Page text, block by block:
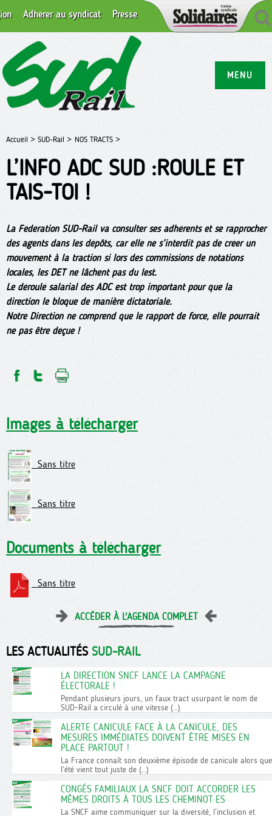
MENU
Adhérer au syndicat Presse
Accueil > SUD-Rail > NOS TRACTS >
L’INFO ADC SUD :ROULE ET
TAIS-TOI !
La Fédération SUD-Rail va consulter ses adhérents et se rapprocher
des agents dans les dépôts, car elle ne s’interdit pas de créer un
mouvement à la traction si lors des commissions de notations
locales, les DET ne lâchent pas du lest.
Le déroulé salarial des ADC est trop important pour que la
direction le bloque de manière dictatoriale.
Notre Direction ne comprend que le rapport de force, elle pourrait
ne pas être déçue !
Images à télécharger
Sans titre
Sans titre
Documents à télécharger
Sans titre
ACCÉDER À L'AGENDA COMPLET
LES ACTUALITÉS SUD-RAIL
LA DIRECTION SNCF LANCE LA CAMPAGNE
ÉLECTORALE !
Pendant plusieurs jours, un faux tract usurpant le nom de
SUD-Rail a circulé à une vitesse (…)
ALERTE CANICULE FACE À LA CANICULE, DES
MESURES IMMÉDIATES DOIVENT ÊTRE MISES EN
PLACE PARTOUT !
La France connaît son deuxième épisode de canicule alors que
l’été vient tout juste de (…)
CONGÉS FAMILIAUX LA SNCF DOIT ACCORDER LES
MÊMES DROITS À TOUS LES CHEMINOT·ES
La SNCF aime communiquer sur la diversité, l’inclusion et